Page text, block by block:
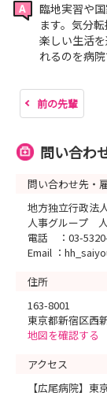
臨地実習や
ます。気分
楽しい生活
れるのを病
前の先輩
問い合わ
問い合わせ先・
地方独立行政法
人事グループ
電話 ：03-
Email ：
住所
163-8001
東京都新宿区西
地図を確認する
アクセス
【広尾病院】